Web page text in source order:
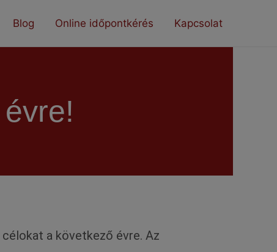
Blog Online időpontkérés Kapcsolat
a következő évre. Az